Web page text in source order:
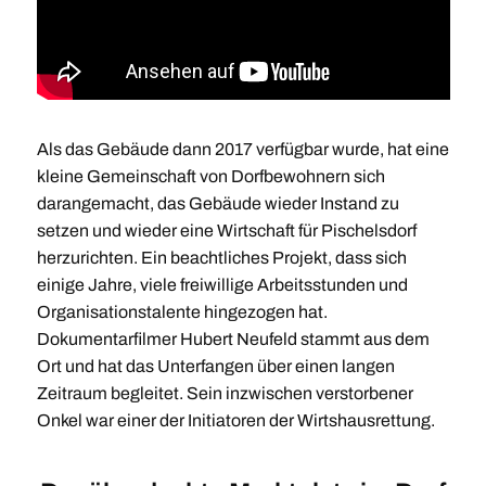
Als das Gebäude dann 2017 verfügbar wurde, hat eine
kleine Gemeinschaft von Dorfbewohnern sich
darangemacht, das Gebäude wieder Instand zu
setzen und wieder eine Wirtschaft für Pischelsdorf
herzurichten. Ein beachtliches Projekt, dass sich
einige Jahre, viele freiwillige Arbeitsstunden und
Organisationstalente hingezogen hat.
Dokumentarfilmer Hubert Neufeld stammt aus dem
Ort und hat das Unterfangen über einen langen
Zeitraum begleitet. Sein inzwischen verstorbener
Onkel war einer der Initiatoren der Wirtshausrettung.